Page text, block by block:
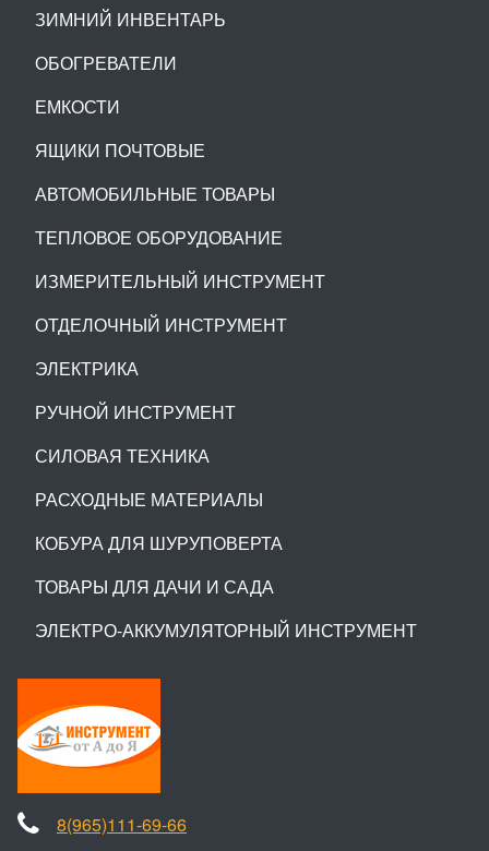
ЗИМНИЙ ИНВЕНТАРЬ
ОБОГРЕВАТЕЛИ
ЕМКОСТИ
ЯЩИКИ ПОЧТОВЫЕ
АВТОМОБИЛЬНЫЕ ТОВАРЫ
ТЕПЛОВОЕ ОБОРУДОВАНИЕ
ИЗМЕРИТЕЛЬНЫЙ ИНСТРУМЕНТ
ОТДЕЛОЧНЫЙ ИНСТРУМЕНТ
ЭЛЕКТРИКА
РУЧНОЙ ИНСТРУМЕНТ
СИЛОВАЯ ТЕХНИКА
РАСХОДНЫЕ МАТЕРИАЛЫ
КОБУРА ДЛЯ ШУРУПОВЕРТА
ТОВАРЫ ДЛЯ ДАЧИ И САДА
ЭЛЕКТРО-АККУМУЛЯТОРНЫЙ ИНСТРУМЕНТ
8(965)111-69-66